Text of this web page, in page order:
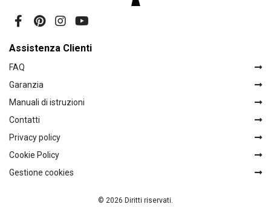
Assistenza Clienti
FAQ
Garanzia
Manuali di istruzioni
Contatti
Privacy policy
Cookie Policy
Gestione cookies
© 2026 Diritti riservati.